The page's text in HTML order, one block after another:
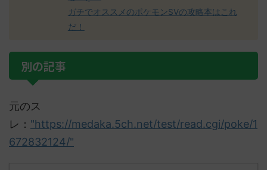
ガチでオススメのポケモンSVの攻略本はこれ
だ！
別の記事
元のス
レ： "https://medaka.5ch.net/test/read.cgi/poke/1
672832124/"